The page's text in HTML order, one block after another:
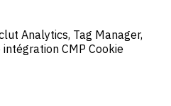
Analytics, Tag Manager,
CMP Cookie